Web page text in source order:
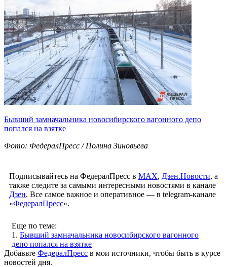
Бывший замначальника новосибирского вагонного депо
попался на взятке
Фото: ФедералПресс / Полина Зиновьева
Подписывайтесь на ФедералПресс в МАХ, Дзен.Новости, а
также следите за самыми интересными новостями в канале
Дзен. Все самое важное и оперативное — в telegram-канале
«ФедералПресс».
Еще по теме:
1. Бывший замначальника новосибирского вагонного
депо попался на взятке
Добавьте ФедералПресс в мои источники, чтобы быть в курсе
новостей дня.